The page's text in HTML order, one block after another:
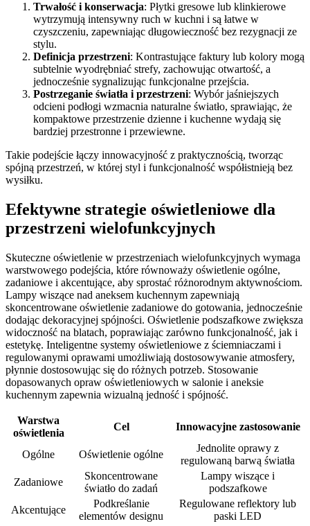
Trwałość i konserwacja: Płytki gresowe lub klinkierowe
wytrzymują intensywny ruch w kuchni i są łatwe w
czyszczeniu, zapewniając długowieczność bez rezygnacji ze
stylu.
Definicja przestrzeni: Kontrastujące faktury lub kolory mogą
subtelnie wyodrębniać strefy, zachowując otwartość, a
jednocześnie sygnalizując funkcjonalne przejścia.
Postrzeganie światła i przestrzeni: Wybór jaśniejszych
odcieni podłogi wzmacnia naturalne światło, sprawiając, że
kompaktowe przestrzenie dzienne i kuchenne wydają się
bardziej przestronne i przewiewne.
Takie podejście łączy innowacyjność z praktycznością, tworząc
spójną przestrzeń, w której styl i funkcjonalność współistnieją bez
wysiłku.
Efektywne strategie oświetleniowe dla
przestrzeni wielofunkcyjnych
Skuteczne oświetlenie w przestrzeniach wielofunkcyjnych wymaga
warstwowego podejścia, które równoważy oświetlenie ogólne,
zadaniowe i akcentujące, aby sprostać różnorodnym aktywnościom.
Lampy wiszące nad aneksem kuchennym zapewniają
skoncentrowane oświetlenie zadaniowe do gotowania, jednocześnie
dodając dekoracyjnej spójności. Oświetlenie podszafkowe zwiększa
widoczność na blatach, poprawiając zarówno funkcjonalność, jak i
estetykę. Inteligentne systemy oświetleniowe z ściemniaczami i
regulowanymi oprawami umożliwiają dostosowywanie atmosfery,
płynnie dostosowując się do różnych potrzeb. Stosowanie
dopasowanych opraw oświetleniowych w salonie i aneksie
kuchennym zapewnia wizualną jedność i spójność.
Warstwa
oświetlenia
Cel Innowacyjne zastosowanie
Ogólne Oświetlenie ogólne
Jednolite oprawy z
regulowaną barwą światła
Zadaniowe
Skoncentrowane
światło do zadań
Lampy wiszące i
podszafkowe
Akcentujące
Podkreślanie
elementów designu
Regulowane reflektory lub
paski LED